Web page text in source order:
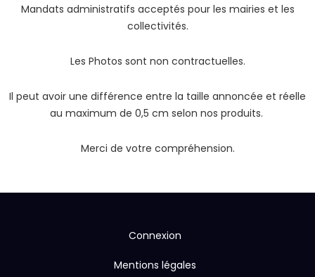
Mandats administratifs acceptés pour les mairies et les
collectivités.
Les Photos sont non contractuelles.
Il peut avoir une différence entre la taille annoncée et réelle
au maximum de 0,5 cm selon nos produits.
Merci de votre compréhension.
Connexion
Mentions légales